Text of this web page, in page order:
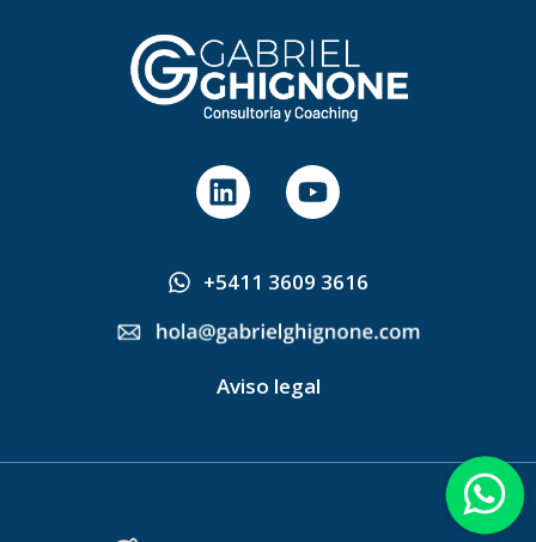
L
i
k
e
d
n
Y
o
t
u
b
+5411 3609 3616
Aviso legal